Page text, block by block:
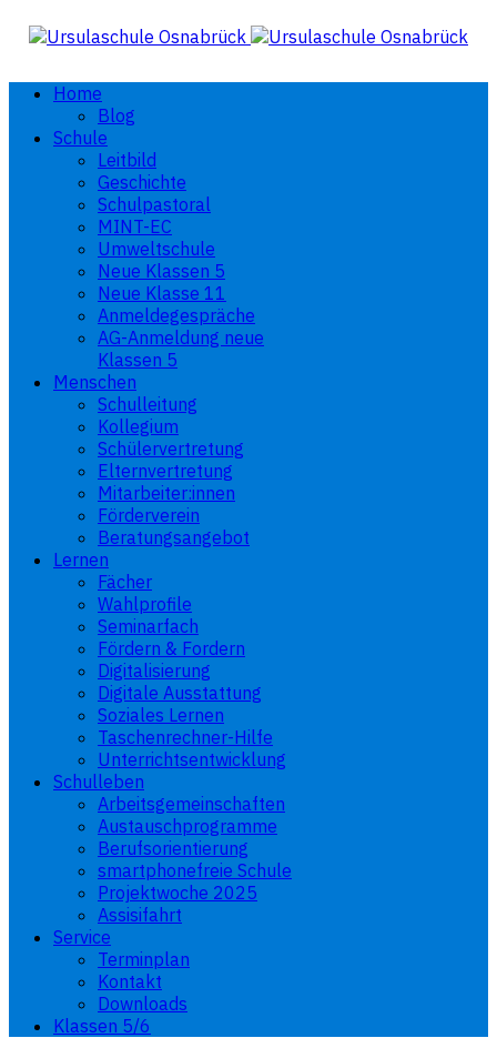
Home
Blog
Schule
Leitbild
Geschichte
Schulpastoral
MINT-EC
Umweltschule
Neue Klassen 5
Neue Klasse 11
Anmeldegespräche
AG-Anmeldung neue
Klassen 5
Menschen
Schulleitung
Kollegium
Schülervertretung
Elternvertretung
Mitarbeiter:innen
Förderverein
Beratungsangebot
Lernen
Fächer
Wahlprofile
Seminarfach
Fördern & Fordern
Digitalisierung
Digitale Ausstattung
Soziales Lernen
Taschenrechner-Hilfe
Unterrichtsentwicklung
Schulleben
Arbeitsgemeinschaften
Austauschprogramme
Berufsorientierung
smartphonefreie Schule
Projektwoche 2025
Assisifahrt
Service
Terminplan
Kontakt
Downloads
Klassen 5/6